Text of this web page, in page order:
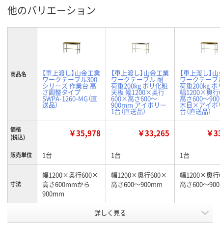
他のバリエーション
商品名 【車上渡し】山金工業
ワークテーブル300
シリーズ 作業台 高
さ調整タイプ
SWPA-1260-MG（直
送品）
【車上渡し】山金工業
ワークテーブル 耐
荷重200kg ポリ化粧
天板 幅1200×奥行
600×高さ600～
900mm アイボリー
1台（直送品）
【車上渡し】
ワークテーブ
荷重200kg ポ
幅1200×奥
高さ600～
木目×アイボ
台（直送品）
価格
(税込)
￥35,978 ￥33,265 ￥
販売単位 1台 1台 1台
寸法
幅1200×奥行600×
高さ600mmから
900mm
幅1200×奥行600×
高さ600～900mm
幅1200×奥
高さ600～
U322417 U322415
詳しく見る